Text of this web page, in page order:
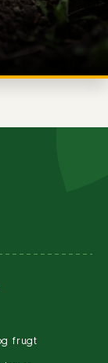
frugt